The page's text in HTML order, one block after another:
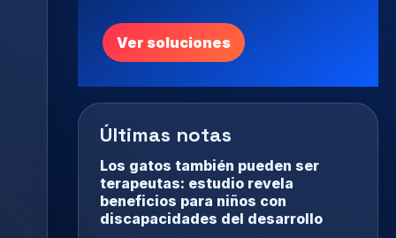
Ver soluciones
Últimas notas
Los gatos también pueden ser
terapeutas: estudio revela
beneficios para niños con
discapacidades del desarrollo